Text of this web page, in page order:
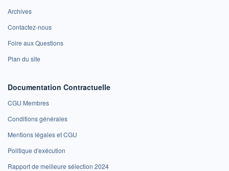
Archives
Contactez-nous
Foire aux Questions
Plan du site
Documentation Contractuelle
CGU Membres
Conditions générales
Mentions légales et CGU
Politique d'exécution
Rapport de meilleure sélection 2024